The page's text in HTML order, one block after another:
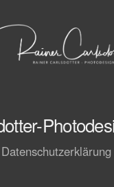
Datenschutzerklärung